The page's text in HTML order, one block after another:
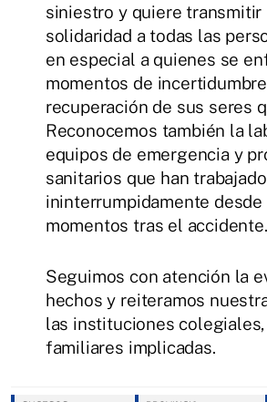
siniestro y quiere transmitir
solidaridad a todas las
en especial a quienes se
momentos de
recuperación de sus seres
Reconocemos también la
equipos de emergencia y
sanitarios que han trabajado
ininterrumpidamente
momentos tras el accidente.
Seguimos con atención la
hechos y reiteramos
las instituciones
familiares implicadas.